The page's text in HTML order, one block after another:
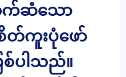
ဆက်ဆံသော
တ်ကူးပုံဖော်
ြစ်ပါသည်။